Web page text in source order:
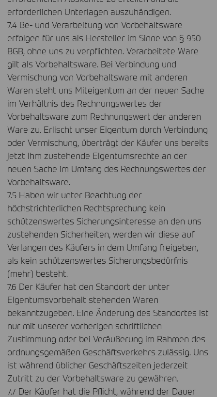
erforderlichen Unterlagen auszuhändigen.
7.4 Be- und Verarbeitung von Vorbehaltsware
erfolgen für uns als Hersteller im Sinne von § 950
BGB, ohne uns zu verpflichten. Verarbeitete Ware
gilt als Vorbehaltsware. Bei Verbindung und
Vermischung von Vorbehaltsware mit anderen
Waren steht uns Miteigentum an der neuen Sache
im Verhältnis des Rechnungswertes der
Vorbehaltsware zum Rechnungswert der anderen
Ware zu. Erlischt unser Eigentum durch Verbindung
oder Vermischung, überträgt der Käufer uns bereits
jetzt ihm zustehende Eigentumsrechte an der
neuen Sache im Umfang des Rechnungswertes der
Vorbehaltsware.
7.5 Haben wir unter Beachtung der
höchstrichterlichen Rechtsprechung kein
schützenswertes Sicherungsinteresse an den uns
zustehenden Sicherheiten, werden wir diese auf
Verlangen des Käufers in dem Umfang freigeben,
als kein schützenswertes Sicherungsbedürfnis
(mehr) besteht.
7.6 Der Käufer hat den Standort der unter
Eigentumsvorbehalt stehenden Waren
bekanntzugeben. Eine Änderung des Standortes ist
nur mit unserer vorherigen schriftlichen
Zustimmung oder bei Veräußerung im Rahmen des
ordnungsgemäßen Geschäftsverkehrs zulässig. Uns
ist während üblicher Geschäftszeiten jederzeit
Zutritt zu der Vorbehaltsware zu gewähren.
7.7 Der Käufer hat die Pflicht, während der Dauer